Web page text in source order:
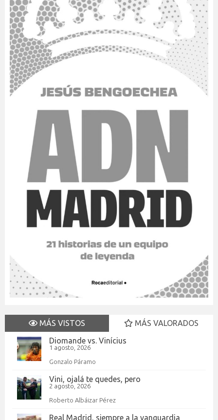
MÁS VISTOS
MÁS VALORADOS
Diomande vs. Vinícius
1 agosto, 2026
Gonzalo Páramo
Vini, ojalá te quedes, pero
2 agosto, 2026
Roberto Albáizar Pérez
Real Madrid, siempre a la vanguardia